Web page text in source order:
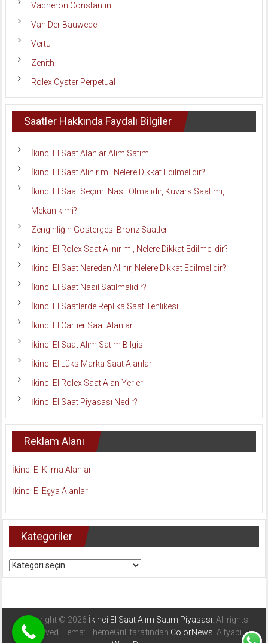
Vacheron Constantin
Van Der Bauwede
Vertu
Zenith
Rolex Oyster Perpetual
Saatler Hakkında Faydalı Bilgiler
İkinci El Saat Alanlar Alım Satım
İkinci El Saat Alınır mı, Nelere Dikkat Edilmelidir?
İkinci El Saat Seçimi Nasıl Olmalıdır, Kuvars Saat mi,
Mekanik mi?
Zenginliğin Göstergesi Bronz Saatler
İkinci El Rolex Saat Alınır mı, Nelere Dikkat Edilmelidir?
İkinci El Saat Nereden Alınır, Nelere Dikkat Edilmelidir?
İkinci El Saat Nasıl Satılmalıdır?
İkinci El Saatlerde Replika Saat Tehlikesi
İkinci El Cartier Saat Alanlar
İkinci El Saat Alım Satım Bilgisi
İkinci El Lüks Marka Saat Alanlar
İkinci El Rolex Saat Alan Yerler
İkinci El Saat Piyasası Nedir?
Reklam Alanı
İkinci El Klima Alanlar
İkinci El Eşya Alanlar
Kategoriler
Kategoriler
Copyright © 2026 İkinci El Saat Alım Satım Piyasası. All rights
reserved. Tema: ThemeGrill tarafından ColorNews. Altyapı